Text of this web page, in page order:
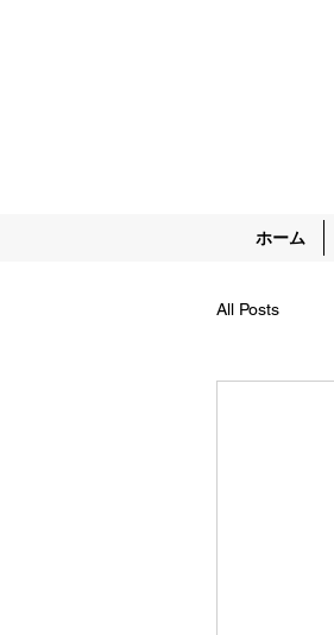
ホーム
All Posts